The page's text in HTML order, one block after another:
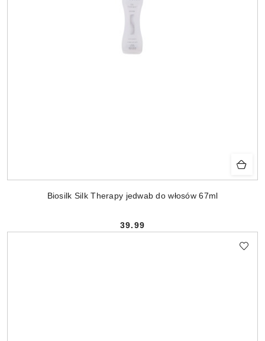
Biosilk Silk Therapy jedwab do włosów 67ml
Cena:
39.99